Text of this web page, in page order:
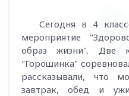
Сегодня в 4 классе
мероприятие
образ жизни". Две
"Горошинка"
рассказывали, что
завтрак, обед и